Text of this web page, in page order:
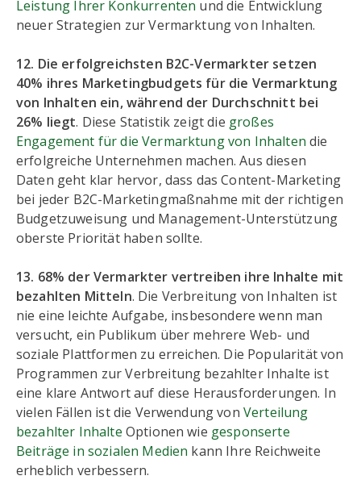
Leistung Ihrer Konkurrenten und die Entwicklung
neuer Strategien zur Vermarktung von Inhalten.
12. Die erfolgreichsten B2C-Vermarkter setzen
40% ihres Marketingbudgets für die Vermarktung
von Inhalten ein, während der Durchschnitt bei
26% liegt. Diese Statistik zeigt die großes
Engagement für die Vermarktung von Inhalten die
erfolgreiche Unternehmen machen. Aus diesen
Daten geht klar hervor, dass das Content-Marketing
bei jeder B2C-Marketingmaßnahme mit der richtigen
Budgetzuweisung und Management-Unterstützung
oberste Priorität haben sollte.
13. 68% der Vermarkter vertreiben ihre Inhalte mit
bezahlten Mitteln. Die Verbreitung von Inhalten ist
nie eine leichte Aufgabe, insbesondere wenn man
versucht, ein Publikum über mehrere Web- und
soziale Plattformen zu erreichen. Die Popularität von
Programmen zur Verbreitung bezahlter Inhalte ist
eine klare Antwort auf diese Herausforderungen. In
vielen Fällen ist die Verwendung von Verteilung
bezahlter Inhalte Optionen wie gesponserte
Beiträge in sozialen Medien kann Ihre Reichweite
erheblich verbessern.